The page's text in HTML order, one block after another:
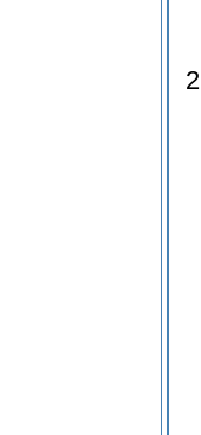
2